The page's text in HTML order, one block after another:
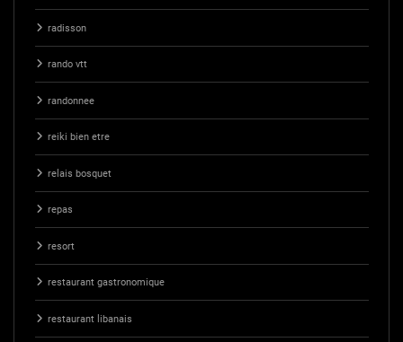
radisson
rando vtt
randonnee
reiki bien etre
relais bosquet
repas
resort
restaurant gastronomique
restaurant libanais